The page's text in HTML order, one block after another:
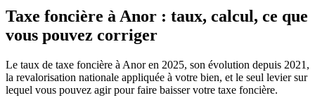
Taxe foncière àAnor : taux, calcul, ce que
vous pouvez corriger
Le taux de taxe foncière à Anor en 2025, son évolution depuis 2021,
la revalorisation nationale appliquée à votre bien, et le seul levier sur
lequel vous pouvez agir pour faire baisser votre taxe foncière.